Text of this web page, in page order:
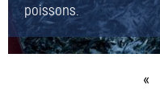
poissons.
«